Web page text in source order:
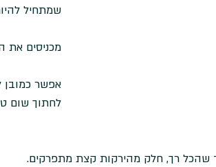
שמתחיל
מכניסים את
אפשר
לחתוך שום
שהכל רך, חלק מהירקות קצת מתפרקים.